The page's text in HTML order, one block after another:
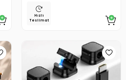
Hızlı
Teslimat